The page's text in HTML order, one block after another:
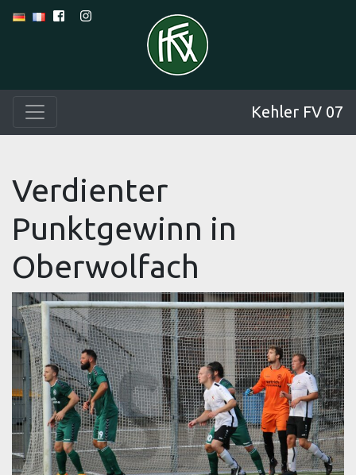
Kehler FV 07
Verdienter
Punktgewinn in
Oberwolfach